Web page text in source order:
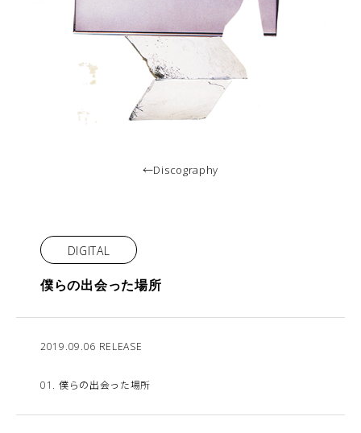
←Discography
DIGITAL
僕らの出会った場所
2019.09.06 RELEASE
01. 僕らの出会った場所